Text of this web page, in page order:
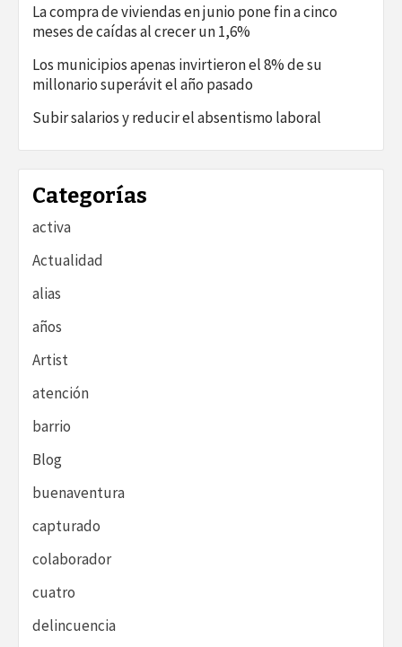
La compra de viviendas en junio pone fin a cinco
meses de caídas al crecer un 1,6%
Los municipios apenas invirtieron el 8% de su
millonario superávit el año pasado
Subir salarios y reducir el absentismo laboral
Categorías
activa
Actualidad
alias
años
Artist
atención
barrio
Blog
buenaventura
capturado
colaborador
cuatro
delincuencia